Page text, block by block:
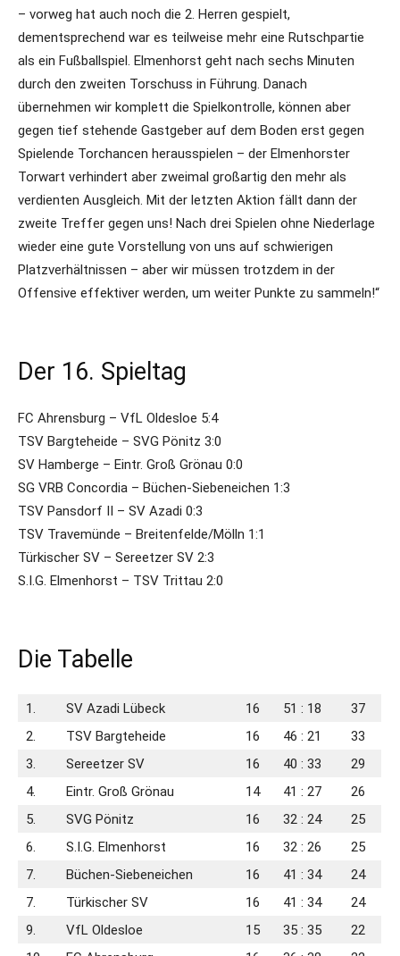
– vorweg hat auch noch die 2. Herren gespielt,
dementsprechend war es teilweise mehr eine Rutschpartie
als ein Fußballspiel. Elmenhorst geht nach sechs Minuten
durch den zweiten Torschuss in Führung. Danach
übernehmen wir komplett die Spielkontrolle, können aber
gegen tief stehende Gastgeber auf dem Boden erst gegen
Spielende Torchancen herausspielen – der Elmenhorster
Torwart verhindert aber zweimal großartig den mehr als
verdienten Ausgleich. Mit der letzten Aktion fällt dann der
zweite Treffer gegen uns! Nach drei Spielen ohne Niederlage
wieder eine gute Vorstellung von uns auf schwierigen
Platzverhältnissen – aber wir müssen trotzdem in der
Offensive effektiver werden, um weiter Punkte zu sammeln!“
Der 16. Spieltag
FC Ahrensburg – VfL Oldesloe 5:4
TSV Bargteheide – SVG Pönitz 3:0
SV Hamberge – Eintr. Groß Grönau 0:0
SG VRB Concordia – Büchen-Siebeneichen 1:3
TSV Pansdorf II – SV Azadi 0:3
TSV Travemünde – Breitenfelde/Mölln 1:1
Türkischer SV – Sereetzer SV 2:3
S.I.G. Elmenhorst – TSV Trittau 2:0
Die Tabelle
1. SV Azadi Lübeck 16 51 : 18
37
2.
TSV Bargteheide 16 46 : 21
33
3.
Sereetzer SV 16 40 : 33
29
4.
Eintr. Groß Grönau 14 41 : 27
26
5.
SVG Pönitz 16 32 : 24
25
6.
S.I.G. Elmenhorst 16 32 : 26
25
7.
Büchen-Siebeneichen 16 41 : 34
24
7.
Türkischer SV 16 41 : 34
24
9.
VfL Oldesloe 15 35 : 35
22